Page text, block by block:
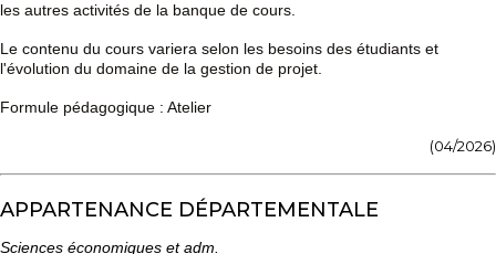
les autres activités de la banque de cours.
Le contenu du cours variera selon les besoins des étudiants et
l'évolution du domaine de la gestion de projet.
Formule pédagogique : Atelier
(04/2026)
APPARTENANCE DÉPARTEMENTALE
Sciences économiques et adm.